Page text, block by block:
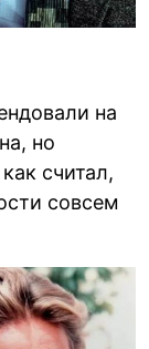
на
но
считал,
совсем